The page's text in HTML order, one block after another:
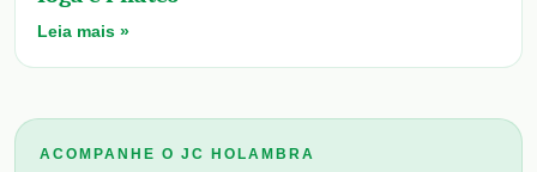
Leia mais »
ACOMPANHE O JC HOLAMBRA